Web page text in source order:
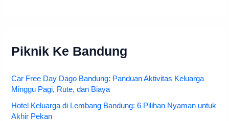
Piknik Ke Bandung
Car Free Day Dago Bandung: Panduan Aktivitas Keluarga
Minggu Pagi, Rute, dan Biaya
Hotel Keluarga di Lembang Bandung: 6 Pilihan Nyaman untuk
Akhir Pekan